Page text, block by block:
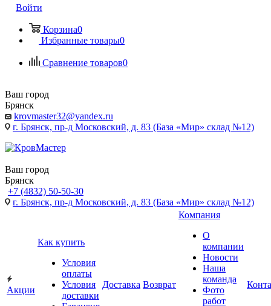
Войти
Корзина0
Избранные товары0
Сравнение товаров0
Ваш город
Брянск
krovmaster32@yandex.ru
г. Брянск, пр-д Московский, д. 83 (База «Мир» склад №12)
Ваш город
Брянск
+7 (4832) 50-50-30
г. Брянск, пр-д Московский, д. 83 (База «Мир» склад №12)
Акции
Как купить
Условия
оплаты
Условия
доставки
Доставка Возврат
Компания
О
компании
Новости
Наша
команда
Фото
работ